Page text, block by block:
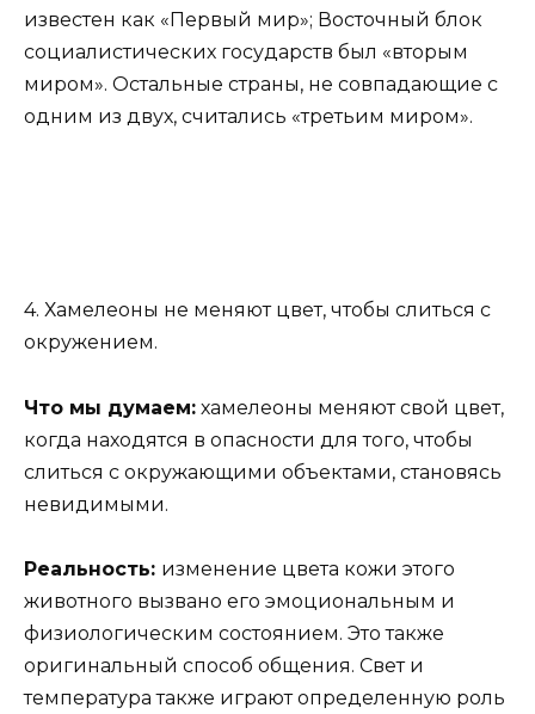
известен как «Первый мир»; Восточный блок
социалистических государств был «вторым
миром». Остальные страны, не совпадающие с
одним из двух, считались «третьим миром».
4. Хамелеоны не меняют цвет, чтобы слиться с
окружением.
Что мы думаем: хамелеоны меняют свой цвет,
когда находятся в опасности для того, чтобы
слиться с окружающими объектами, становясь
невидимыми.
Реальность: изменение цвета кожи этого
животного вызвано его эмоциональным и
физиологическим состоянием. Это также
оригинальный способ общения. Свет и
температура также играют определенную роль